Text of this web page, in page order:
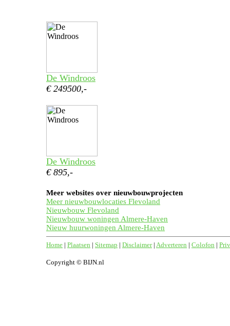
De Windroos
€ 249500,-
De Windroos
€ 895,-
Meer websites over nieuwbouwprojecten
Meer nieuwbouwlocaties Flevoland
Nieuwbouw Flevoland
Nieuwbouw woningen Almere-Haven
Nieuw huurwoningen Almere-Haven
Home | Plaatsen | Sitemap | Disclaimer| Adverteren | Colofon |
Copyright © BIJN.nl